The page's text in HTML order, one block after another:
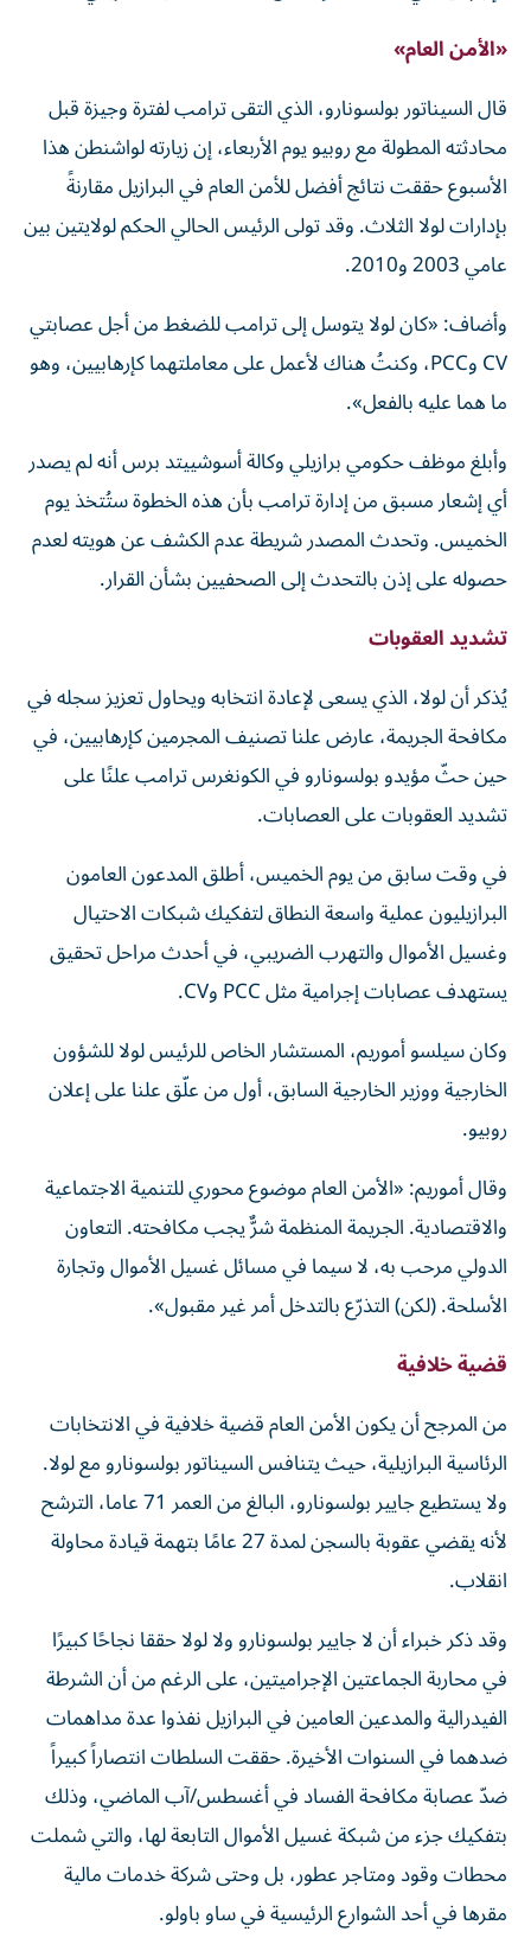
«الأمن العام»
قال السيناتور بولسونارو، الذي التقى ترامب لفترة وجيزة قبل
محادثته المطولة مع روبيو يوم الأربعاء، إن زيارته لواشنطن هذا
الأسبوع حققت نتائج أفضل للأمن العام في البرازيل مقارنةً
بإدارات لولا الثلاث. وقد تولى الرئيس الحالي الحكم لولايتين بين
عامي 2003 و2010.
وأضاف: «كان لولا يتوسل إلى ترامب للضغط من أجل عصابتي
CV وPCC، وكنتُ هناك لأعمل على معاملتهما كإرهابيين، وهو
ما هما عليه بالفعل».
وأبلغ موظف حكومي برازيلي وكالة أسوشييتد برس أنه لم يصدر
أي إشعار مسبق من إدارة ترامب بأن هذه الخطوة ستُتخذ يوم
الخميس. وتحدث المصدر شريطة عدم الكشف عن هويته لعدم
حصوله على إذن بالتحدث إلى الصحفيين بشأن القرار.
تشديد العقوبات
يُذكر أن لولا، الذي يسعى لإعادة انتخابه ويحاول تعزيز سجله في
مكافحة الجريمة، عارض علنا تصنيف المجرمين كإرهابيين، في
حين حثّ مؤيدو بولسونارو في الكونغرس ترامب علنًا على
تشديد العقوبات على العصابات.
في وقت سابق من يوم الخميس، أطلق المدعون العامون
البرازيليون عملية واسعة النطاق لتفكيك شبكات الاحتيال
وغسيل الأموال والتهرب الضريبي، في أحدث مراحل تحقيق
يستهدف عصابات إجرامية مثل PCC وCV.
وكان سيلسو أموريم، المستشار الخاص للرئيس لولا للشؤون
الخارجية ووزير الخارجية السابق، أول من علّق علنا على إعلان
روبيو.
وقال أموريم: «الأمن العام موضوع محوري للتنمية الاجتماعية
والاقتصادية. الجريمة المنظمة شرٌّ يجب مكافحته. التعاون
الدولي مرحب به، لا سيما في مسائل غسيل الأموال وتجارة
الأسلحة. (لكن) التذرّع بالتدخل أمر غير مقبول».
قضية خلافية
من المرجح أن يكون الأمن العام قضية خلافية في الانتخابات
الرئاسية البرازيلية، حيث يتنافس السيناتور بولسونارو مع لولا.
ولا يستطيع جايير بولسونارو، البالغ من العمر 71 عاما، الترشح
لأنه يقضي عقوبة بالسجن لمدة 27 عامًا بتهمة قيادة محاولة
انقلاب.
وقد ذكر خبراء أن لا جايير بولسونارو ولا لولا حققا نجاحًا كبيرًا
في محاربة الجماعتين الإجراميتين، على الرغم من أن الشرطة
الفيدرالية والمدعين العامين في البرازيل نفذوا عدة مداهمات
ضدهما في السنوات الأخيرة. حققت السلطات انتصاراً كبيراً
ضدّ عصابة مكافحة الفساد في أغسطس/آب الماضي، وذلك
بتفكيك جزء من شبكة غسيل الأموال التابعة لها، والتي شملت
محطات وقود ومتاجر عطور، بل وحتى شركة خدمات مالية
مقرها في أحد الشوارع الرئيسية في ساو باولو.